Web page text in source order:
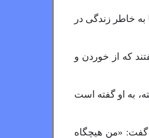
خاطر زندگی در
که از خوردن و
به او گفته است
الملل گفت: «من هیچگاه